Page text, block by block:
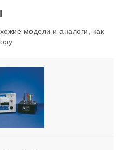
модели и аналоги, как